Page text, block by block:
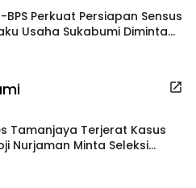
Perkuat Persiapan Sensus
Usaha Sukabumi Diminta
Tamanjaya Terjerat Kasus
Nurjaman Minta Seleksi